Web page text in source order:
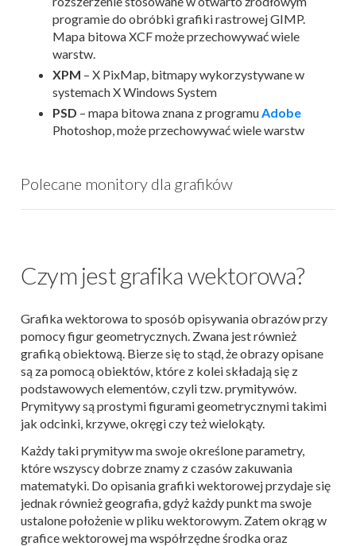
programie do obróbki grafiki rastrowej GIMP.
Mapa bitowa XCF może przechowywać wiele
warstw.
XPM – X PixMap, bitmapy wykorzystywane w
systemach X Windows System
PSD – mapa bitowa znana z programu Adobe
Photoshop, może przechowywać wiele warstw
Polecane monitory dla grafików
Czym jest grafika wektorowa?
Grafika wektorowa to sposób opisywania obrazów przy
pomocy figur geometrycznych. Zwana jest również
grafiką obiektową. Bierze się to stąd, że obrazy opisane
są za pomocą obiektów, które z kolei składają się z
podstawowych elementów, czyli tzw. prymitywów.
Prymitywy są prostymi figurami geometrycznymi takimi
jak odcinki, krzywe, okręgi czy też wielokąty.
Każdy taki prymityw ma swoje określone parametry,
które wszyscy dobrze znamy z czasów zakuwania
matematyki. Do opisania grafiki wektorowej przydaje się
jednak również geografia, gdyż każdy punkt ma swoje
ustalone położenie w pliku wektorowym. Zatem okrąg w
grafice wektorowej ma współrzędne środka oraz